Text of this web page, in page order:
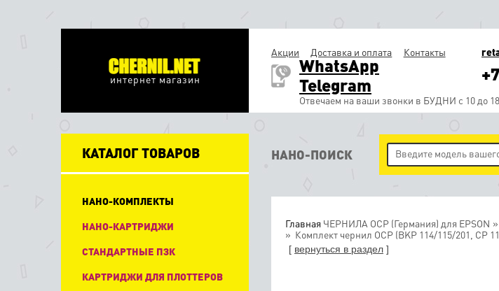
интернет магазин
Акции Доставка и оплата Контакты
WhatsApp
Telegram
Отвечаем на ваши звонки в БУДНИ с 10 до
НАНО-ПОИСК
Главная ЧЕРНИЛА OCP (Германия) для EPSON
Комплект чернил OCP (BKP 114/115/201, CP
[ вернуться в раздел ]
КАТАЛОГ ТОВАРОВ
НАНО-КОМПЛЕКТЫ
НАНО-КАРТРИДЖИ
СТАНДАРТНЫЕ ПЗК
КАРТРИДЖИ ДЛЯ ПЛОТТЕРОВ